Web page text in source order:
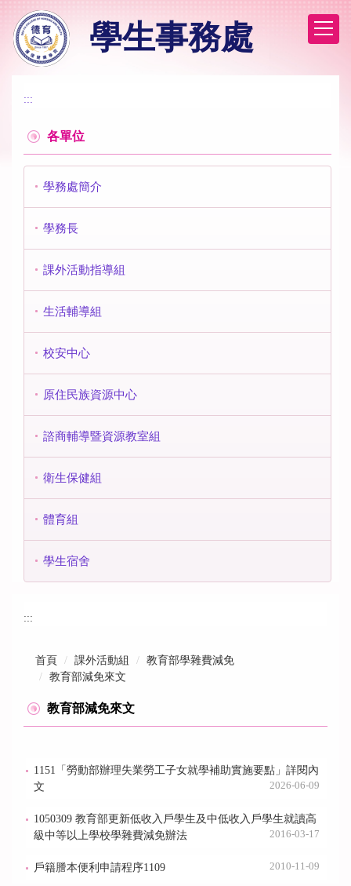
到
主
學生事務處
:::
各單位
學務處簡介
學務長
課外活動指導組
生活輔導組
校安中心
原住民族資源中心
諮商輔導暨資源教室組
衛生保健組
體育組
學生宿舍
:::
首頁 課外活動組
教育部學雜費減免
教育部減免來文
教育部減免來文
1151「勞動部辦理失業勞工子女就學補助實施要點」詳閱內
文
2026-06-09
1050309 教育部更新低收入戶學生及中低收入戶學生就讀高
級中等以上學校學雜費減免辦法
2016-03-17
戶籍謄本便利申請程序1109 2010-11-09